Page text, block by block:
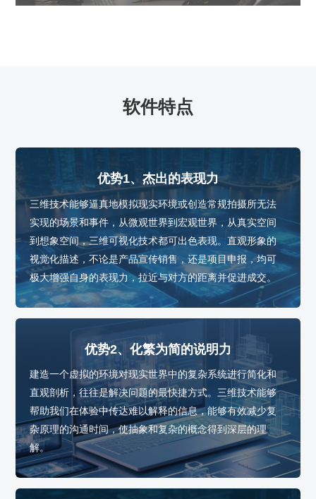
软件特点
优势1、杰出的表现力
三维技术能够逼真地模拟现实环境或创造常规拍摄所无法
实现的场景和事件，从微观世界到宏观世界，从真实空间
到想象空间，三维可视化技术都可出色表现。直观形象的
视觉化描述，不论是产品宣传销售，还是项目申报，均可
极大增强自身的表现力，拉近与对方的距离并促进成交。
优势2、化繁为简的说明力
建造一个虚拟的环境对现实世界中的复杂系统进行简化和
直观剖析，往往是解决问题的最快捷方式。三维技术能够
帮助我们在体验中传达难以解释的信息，能够有效减少复
杂原理的沟通时间，使抽象和复杂的概念得到深层的理
解。